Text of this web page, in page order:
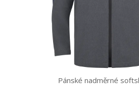
Pánské nadměrné